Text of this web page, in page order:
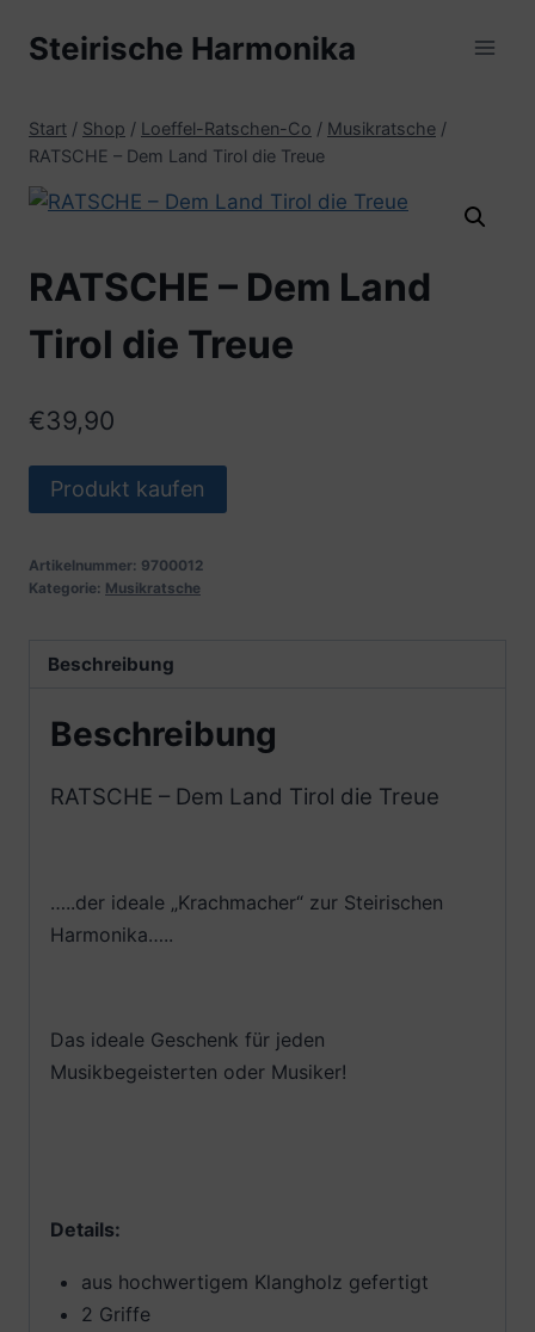
InhaltSteirische Harmonika
Start / Shop / Loeffel-Ratschen-Co / Musikratsche /
RATSCHE – Dem Land Tirol die Treue
RATSCHE – Dem Land
Tirol die Treue
€39,90
Produkt kaufen
Artikelnummer: 9700012
Kategorie: Musikratsche
Beschreibung
Beschreibung
RATSCHE – Dem Land Tirol die Treue
…..der ideale „Krachmacher“ zur Steirischen
Harmonika…..
Das ideale Geschenk für jeden
Musikbegeisterten oder Musiker!
Details:
aus hochwertigem Klangholz gefertigt
2 Griffe